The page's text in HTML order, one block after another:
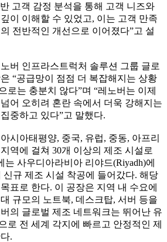
고객 감정 분석을 통해 고객 니즈와
이 이해할 수 있었고, 이는 고객 만족
전반적인 개선으로 이어졌다”고 설
노버 인프라스트럭처 솔루션 그룹 글로
“공급망이 점점 더 복잡해지는 상황
로는 충분치 않다”며 “레노버는 이제
어 오히려 혼란 속에서 더욱 강해지는
중하고 있다”고 말했다.
시아태평양, 중국, 유럽, 중동, 아프리
역에 걸쳐 30개 이상의 제조 시설로
는 사우디아라비아 리야드(Riyadh)에
신규 제조 시설 착공에 들어갔다. 해당
표로 한다. 이 공장은 지역 내 수요에
규모의 노트북, 데스크탑, 서버 등을
의 글로벌 제조 네트워크는 뛰어난 유
로 전 세계 각지에 빠르고 안정적인 제
.